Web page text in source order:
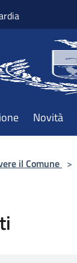
Novità
il Comune >